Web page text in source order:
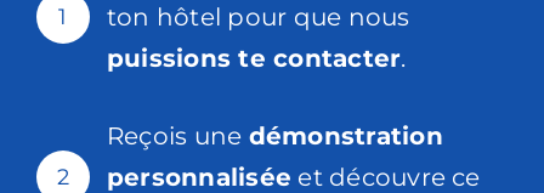
1
ton hôtel pour que nous
puissions te contacter.
2
Reçois une démonstration
personnalisée et découvre ce